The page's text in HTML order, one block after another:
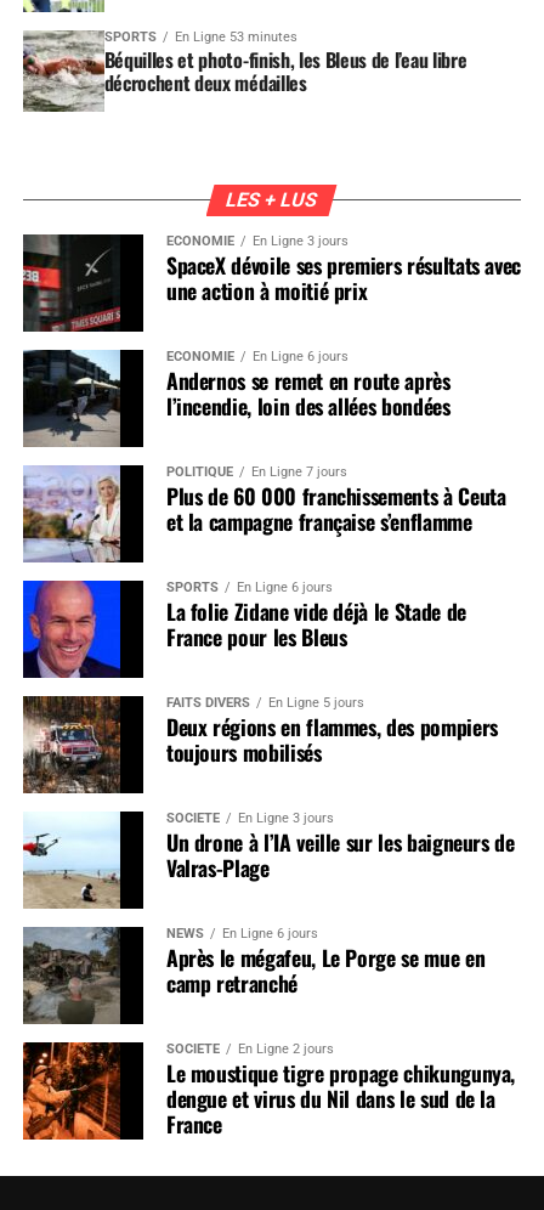
SPORTS En Ligne 53 minutes
Béquilles et photo-finish, les Bleus de l’eau libre
décrochent deux médailles
LES + LUS
ÉCONOMIE En Ligne 3 jours
SpaceX dévoile ses premiers résultats avec
une action à moitié prix
ÉCONOMIE En Ligne 6 jours
Andernos se remet en route après
l’incendie, loin des allées bondées
POLITIQUE En Ligne 7 jours
Plus de 60 000 franchissements à Ceuta
et la campagne française s’enflamme
SPORTS En Ligne 6 jours
La folie Zidane vide déjà le Stade de
France pour les Bleus
FAITS DIVERS En Ligne 5 jours
Deux régions en flammes, des pompiers
toujours mobilisés
SOCIÉTÉ En Ligne 3 jours
Un drone à l’IA veille sur les baigneurs de
Valras-Plage
NEWS En Ligne 6 jours
Après le mégafeu, Le Porge se mue en
camp retranché
SOCIÉTÉ En Ligne 2 jours
Le moustique tigre propage chikungunya,
dengue et virus du Nil dans le sud de la
France